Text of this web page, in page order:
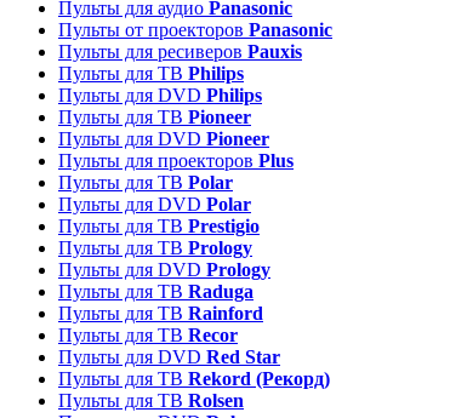
Пульты для аудио Panasonic
Пульты от проекторов Panasonic
Пульты для ресиверов Pauxis
Пульты для ТВ Philips
Пульты для DVD Philips
Пульты для ТВ Pioneer
Пульты для DVD Pioneer
Пульты для проекторов Plus
Пульты для ТВ Polar
Пульты для DVD Polar
Пульты для ТВ Prestigio
Пульты для ТВ Prology
Пульты для DVD Prology
Пульты для ТВ Raduga
Пульты для ТВ Rainford
Пульты для ТВ Recor
Пульты для DVD Red Star
Пульты для ТВ Rekord (Рекорд)
Пульты для ТВ Rolsen